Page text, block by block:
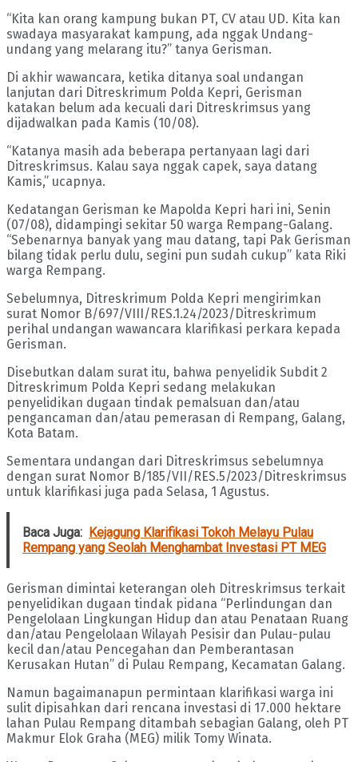
“Kita kan orang kampung bukan PT, CV atau UD. Kita kan
swadaya masyarakat kampung, ada nggak Undang-
undang yang melarang itu?” tanya Gerisman.
Di akhir wawancara, ketika ditanya soal undangan
lanjutan dari Ditreskrimum Polda Kepri, Gerisman
katakan belum ada kecuali dari Ditreskrimsus yang
dijadwalkan pada Kamis (10/08).
“Katanya masih ada beberapa pertanyaan lagi dari
Ditreskrimsus. Kalau saya nggak capek, saya datang
Kamis,” ucapnya.
Kedatangan Gerisman ke Mapolda Kepri hari ini, Senin
(07/08), didampingi sekitar 50 warga Rempang-Galang.
“Sebenarnya banyak yang mau datang, tapi Pak Gerisman
bilang tidak perlu dulu, segini pun sudah cukup” kata Riki
warga Rempang.
Sebelumnya, Ditreskrimum Polda Kepri mengirimkan
surat Nomor B/697/VIII/RES.1.24/2023/Ditreskrimum
perihal undangan wawancara klarifikasi perkara kepada
Gerisman.
Disebutkan dalam surat itu, bahwa penyelidik Subdit 2
Ditreskrimum Polda Kepri sedang melakukan
penyelidikan dugaan tindak pemalsuan dan/atau
pengancaman dan/atau pemerasan di Rempang, Galang,
Kota Batam.
Sementara undangan dari Ditreskrimsus sebelumnya
dengan surat Nomor B/185/VII/RES.5/2023/Ditreskrimsus
untuk klarifikasi juga pada Selasa, 1 Agustus.
Baca Juga: Kejagung Klarifikasi Tokoh Melayu Pulau
Rempang yang Seolah Menghambat Investasi PT MEG
Gerisman dimintai keterangan oleh Ditreskrimsus terkait
penyelidikan dugaan tindak pidana “Perlindungan dan
Pengelolaan Lingkungan Hidup dan atau Penataan Ruang
dan/atau Pengelolaan Wilayah Pesisir dan Pulau-pulau
kecil dan/atau Pencegahan dan Pemberantasan
Kerusakan Hutan” di Pulau Rempang, Kecamatan Galang.
Namun bagaimanapun permintaan klarifikasi warga ini
sulit dipisahkan dari rencana investasi di 17.000 hektare
lahan Pulau Rempang ditambah sebagian Galang, oleh PT
Makmur Elok Graha (MEG) milik Tomy Winata.